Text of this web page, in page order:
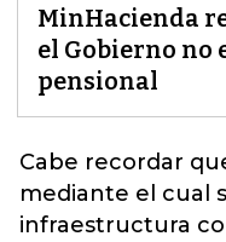
MinHacienda
el Gobierno no
pensional
Cabe recordar
mediante el cual
infraestructura